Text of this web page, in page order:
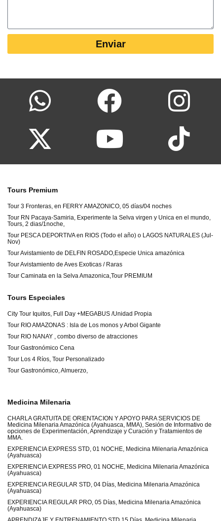
Enviar
Tours Premium
Tour 3 Fronteras, en FERRY AMAZONICO, 05 días/04 noches
Tour RN Pacaya-Samiria, Experimente la Selva virgen y Unica en el mundo,
Tours, 2 dias/1noche,
Tour PESCA DEPORTIVA en RIOS (Todo el año) o LAGOS NATURALES (Jul-
Nov)
Tour Avistamiento de DELFIN ROSADO,Especie Unica amazónica
Tour Avistamiento de Aves Exoticas / Raras
Tour Caminata en la Selva Amazonica,Tour PREMIUM
Tours Especiales
City Tour Iquitos, Full Day +MEGABUS /Unidad Propia
Tour RIO AMAZONAS : Isla de Los monos y Arbol Gigante
Tour RIO NANAY , combo diverso de atracciones
Tour Gastronómico Cena
Tour Los 4 Ríos, Tour Personalizado
Tour Gastronómico, Almuerzo,
Medicina Milenaria
CHARLA GRATUITA DE ORIENTACION Y APOYO PARA SERVICIOS DE
Medicina Milenaria Amazónica (Ayahuasca, MMA), Sesión de Informativo de
opciones de Experimentación, Aprendizaje y Curación y Tratamientos de
MMA.
EXPERIENCIA EXPRESS STD, 01 NOCHE, Medicina Milenaria Amazónica
(Ayahuasca)
EXPERIENCIA EXPRESS PRO, 01 NOCHE, Medicina Milenaria Amazónica
(Ayahuasca)
EXPERIENCIA REGULAR STD, 04 Días, Medicina Milenaria Amazónica
(Ayahuasca)
EXPERIENCIA REGULAR PRO, 05 Días, Medicina Milenaria Amazónica
(Ayahuasca)